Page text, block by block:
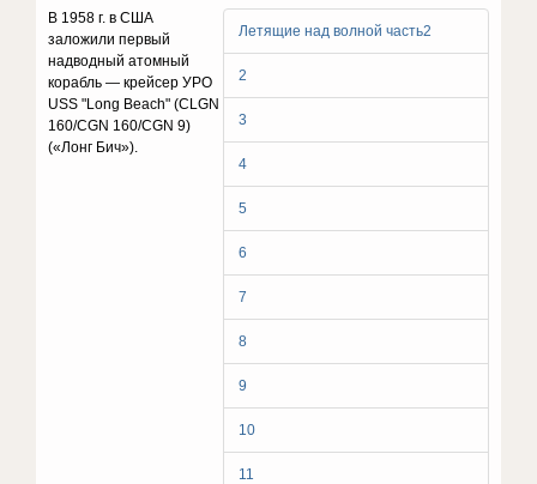
Летящие над волной часть2
2
3
4
5
6
7
8
9
10
11
В 1958 г. в США
заложили первый
надводный атомный
корабль — крейсер УРО
USS "Long Beach" (CLGN
160/CGN 160/CGN 9)
(«Лонг Бич»).